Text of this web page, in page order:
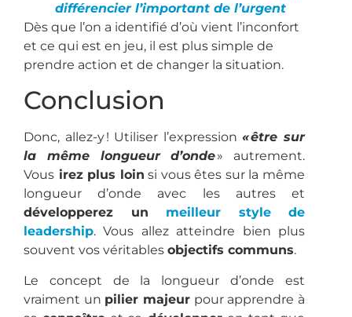
différencier l’important de l’urgent
Dès que l’on a identifié d’où vient l’inconfort
et ce qui est en jeu, il est plus simple de
prendre action et de changer la situation.
Conclusion
Donc, allez-y ! Utiliser l’expression« être sur
la même longueur d’onde» autrement.
Vous irez plus loin si vous êtes sur la même
longueur d’onde avec les autres et
développerez un
meilleur style de
leadership. Vous allez atteindre bien plus
souvent vos véritables objectifs communs.
Le concept de la longueur d’onde est
vraiment un pilier majeur pour apprendre à